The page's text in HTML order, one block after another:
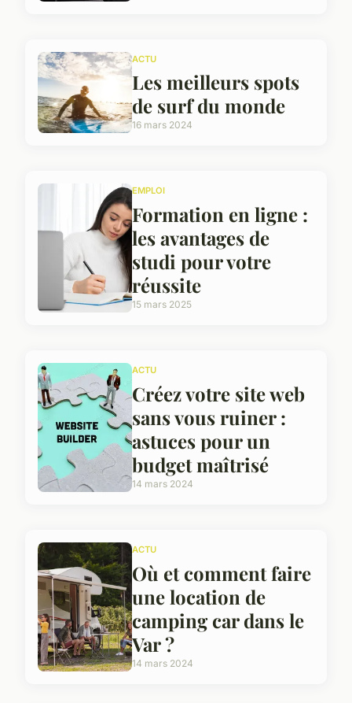
ACTU
Les meilleurs spots
de surf du monde
16 mars 2024
EMPLOI
Formation en ligne :
les avantages de
studi pour votre
réussite
15 mars 2025
ACTU
Créez votre site web
sans vous ruiner :
astuces pour un
budget maîtrisé
14 mars 2024
ACTU
Où et comment faire
une location de
camping car dans le
Var ?
14 mars 2024